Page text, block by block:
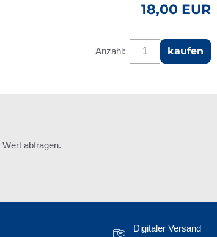
18,00 EUR
Anzahl: kaufen
abfragen.
Digitaler Versand